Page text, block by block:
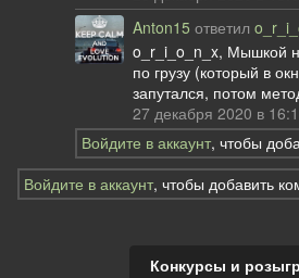
Anton15 ответил
o_r_i_o_n_x, Мышкой
по грузу (который в
запутался, потом
27 декабря 2020 в
Войдите в аккаунт, чтобы
Войдите в аккаунт, чтобы добавить
Конкурсы и